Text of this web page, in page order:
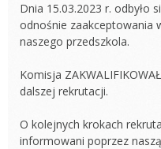
Dnia 15.03.2023 r. odbyło
odnośnie zaakceptowania
naszego przedszkola.
Komisja
dalszej rekrutacji.
O kolejnych krokach
informowani poprzez